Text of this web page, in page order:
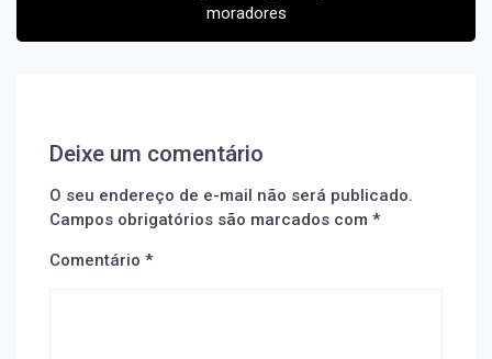
moradores
Deixe um comentário
O seu endereço de e-mail não será publicado.
Campos obrigatórios são marcados com *
Comentário *